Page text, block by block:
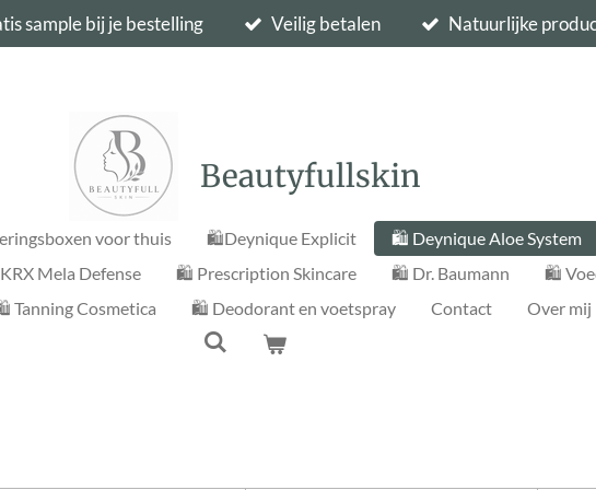
sample bij je bestelling Veilig betalen Natuurlijke
Beautyfullskin
voor thuis 🛍️Deynique Explicit 🛍️ Deynique Aloe System
Mela Defense 🛍️ Prescription Skincare 🛍️ Dr. Baumann
🛍️
Tanning Cosmetica 🛍️ Deodorant en voetspray Contact Over mij